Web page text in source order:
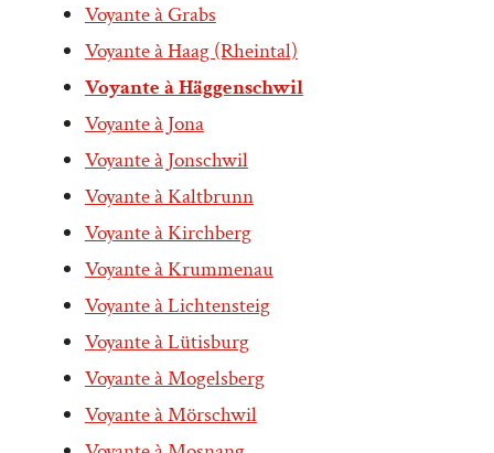
Voyante à Grabs
Voyante à Haag (Rheintal)
Voyante à Häggenschwil
Voyante à Jona
Voyante à Jonschwil
Voyante à Kaltbrunn
Voyante à Kirchberg
Voyante à Krummenau
Voyante à Lichtensteig
Voyante à Lütisburg
Voyante à Mogelsberg
Voyante à Mörschwil